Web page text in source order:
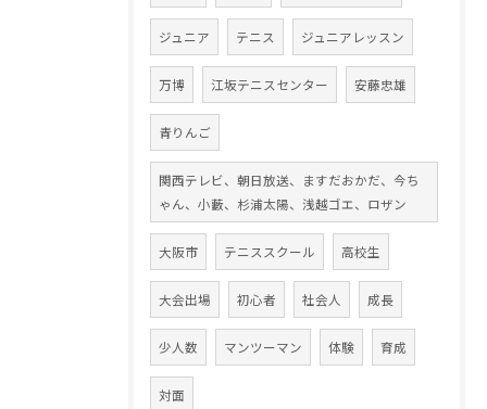
ジュニア テニス ジュニアレッスン
万博 江坂テニスセンター 安藤忠雄
青りんご
関西テレビ、朝日放送、ますだおかだ、今ち
ゃん、小藪、杉浦太陽、浅越ゴエ、ロザン
大阪市 テニススクール 高校生
大会出場 初心者 社会人 成長
少人数 マンツーマン 体験 育成
対面